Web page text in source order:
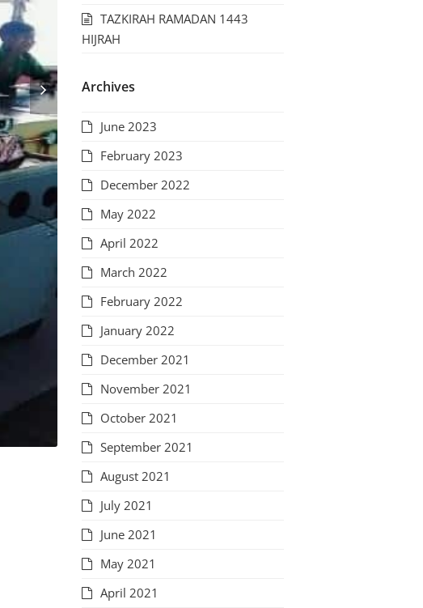
TAZKIRAH RAMADAN 1443
HIJRAH
Archives
June 2023
February 2023
December 2022
May 2022
April 2022
March 2022
February 2022
January 2022
December 2021
November 2021
October 2021
September 2021
August 2021
July 2021
June 2021
May 2021
April 2021